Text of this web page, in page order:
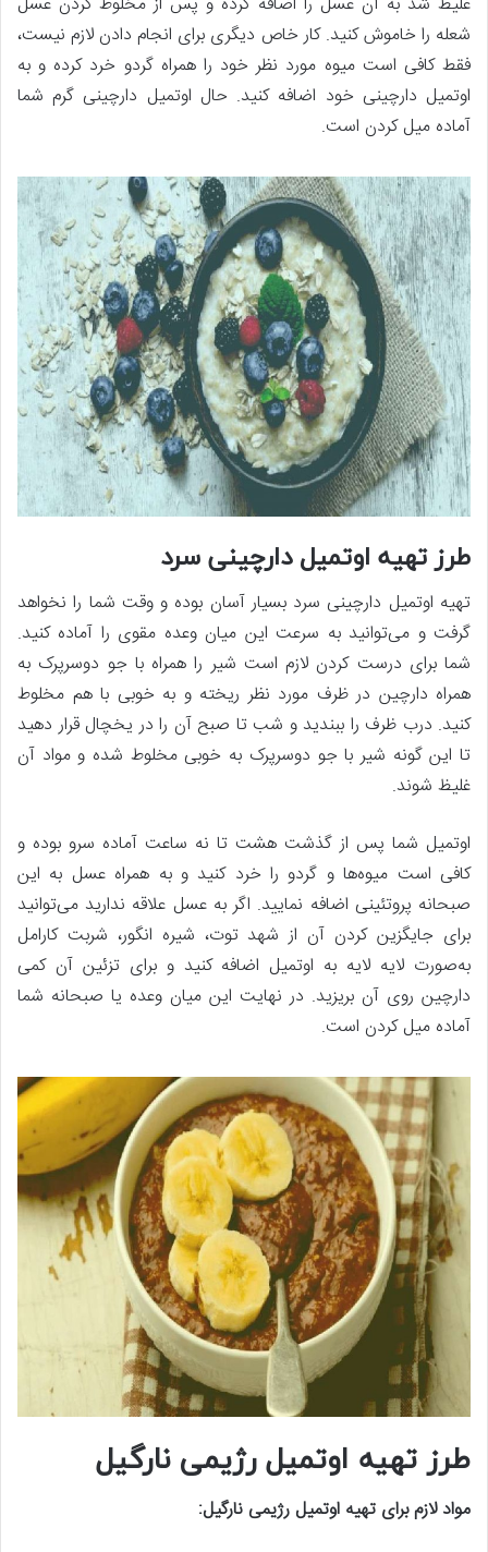
شعله را خاموش کنید. کار خاص دیگری برای انجام دادن لازم نیست،
فقط کافی است میوه مورد نظر خود را همراه گردو خرد کرده و به
اوتمیل دارچینی خود اضافه کنید. حال اوتمیل دارچینی گرم شما
آماده میل کردن است.
طرز تهیه اوتمیل دارچینی سرد
تهیه اوتمیل دارچینی سرد بسیار آسان بوده و وقت شما را نخواهد
گرفت و می‌توانید به‌ سرعت این میان وعده مقوی را آماده کنید.
شما برای درست کردن لازم است شیر را همراه با جو دوسرپرک به
همراه دارچین در ظرف مورد نظر ریخته و به خوبی با هم مخلوط
کنید. درب ظرف را ببندید و شب تا صبح آن را در یخچال قرار دهید
تا این گونه شیر با جو دوسرپرک به خوبی مخلوط شده و مواد آن
غلیظ شوند.
اوتمیل شما پس از گذشت هشت تا نه ساعت آماده سرو بوده و
کافی است میوه‌ها و گردو را خرد کنید و به همراه عسل به این
صبحانه پروتئینی اضافه نمایید. اگر به عسل علاقه ندارید می‌توانید
برای جایگزین کردن آن از شهد توت، شیره انگور، شربت کارامل
به‌صورت لایه لایه به اوتمیل اضافه کنید و برای تزئین آن کمی
دارچین روی آن بریزید. در نهایت این میان وعده یا صبحانه شما
آماده میل کردن است.
طرز تهیه اوتمیل رژیمی نارگیل
مواد لازم برای تهیه اوتمیل رژیمی نارگیل: